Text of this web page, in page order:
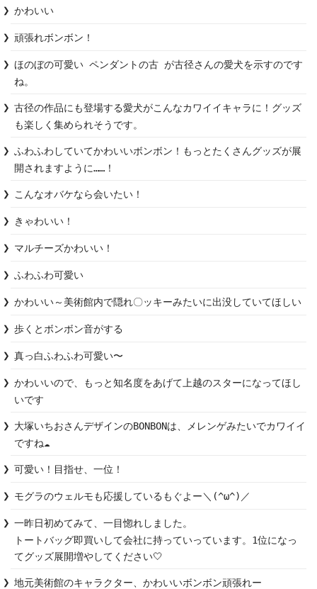
かわいい
頑張れボンボン！
ほのぼの可愛い ペンダントの古 が古径さんの愛犬を示すのです
ね。
古径の作品にも登場する愛犬がこんなカワイイキャラに！グッズ
も楽しく集められそうです。
ふわふわしていてかわいいボンボン！もっとたくさんグッズが展
開されますように……！
こんなオバケなら会いたい！
きゃわいい！
マルチーズかわいい！
ふわふわ可愛い
かわいい～美術館内で隠れ〇ッキーみたいに出没していてほしい
歩くとボンボン音がする
真っ白ふわふわ可愛い〜
かわいいので、もっと知名度をあげて上越のスターになってほし
いです
大塚いちおさんデザインのBONBONは、メレンゲみたいでカワイイ
ですね☁️
可愛い！目指せ、一位！
モグラのウェルモも応援しているもぐよー＼(^ω^)／
一昨日初めてみて、一目惚れしました。
トートバッグ即買いして会社に持っていっています。1位になっ
てグッズ展開増やしてください‎🤍
地元美術館のキャラクター、かわいいボンボン頑張れー